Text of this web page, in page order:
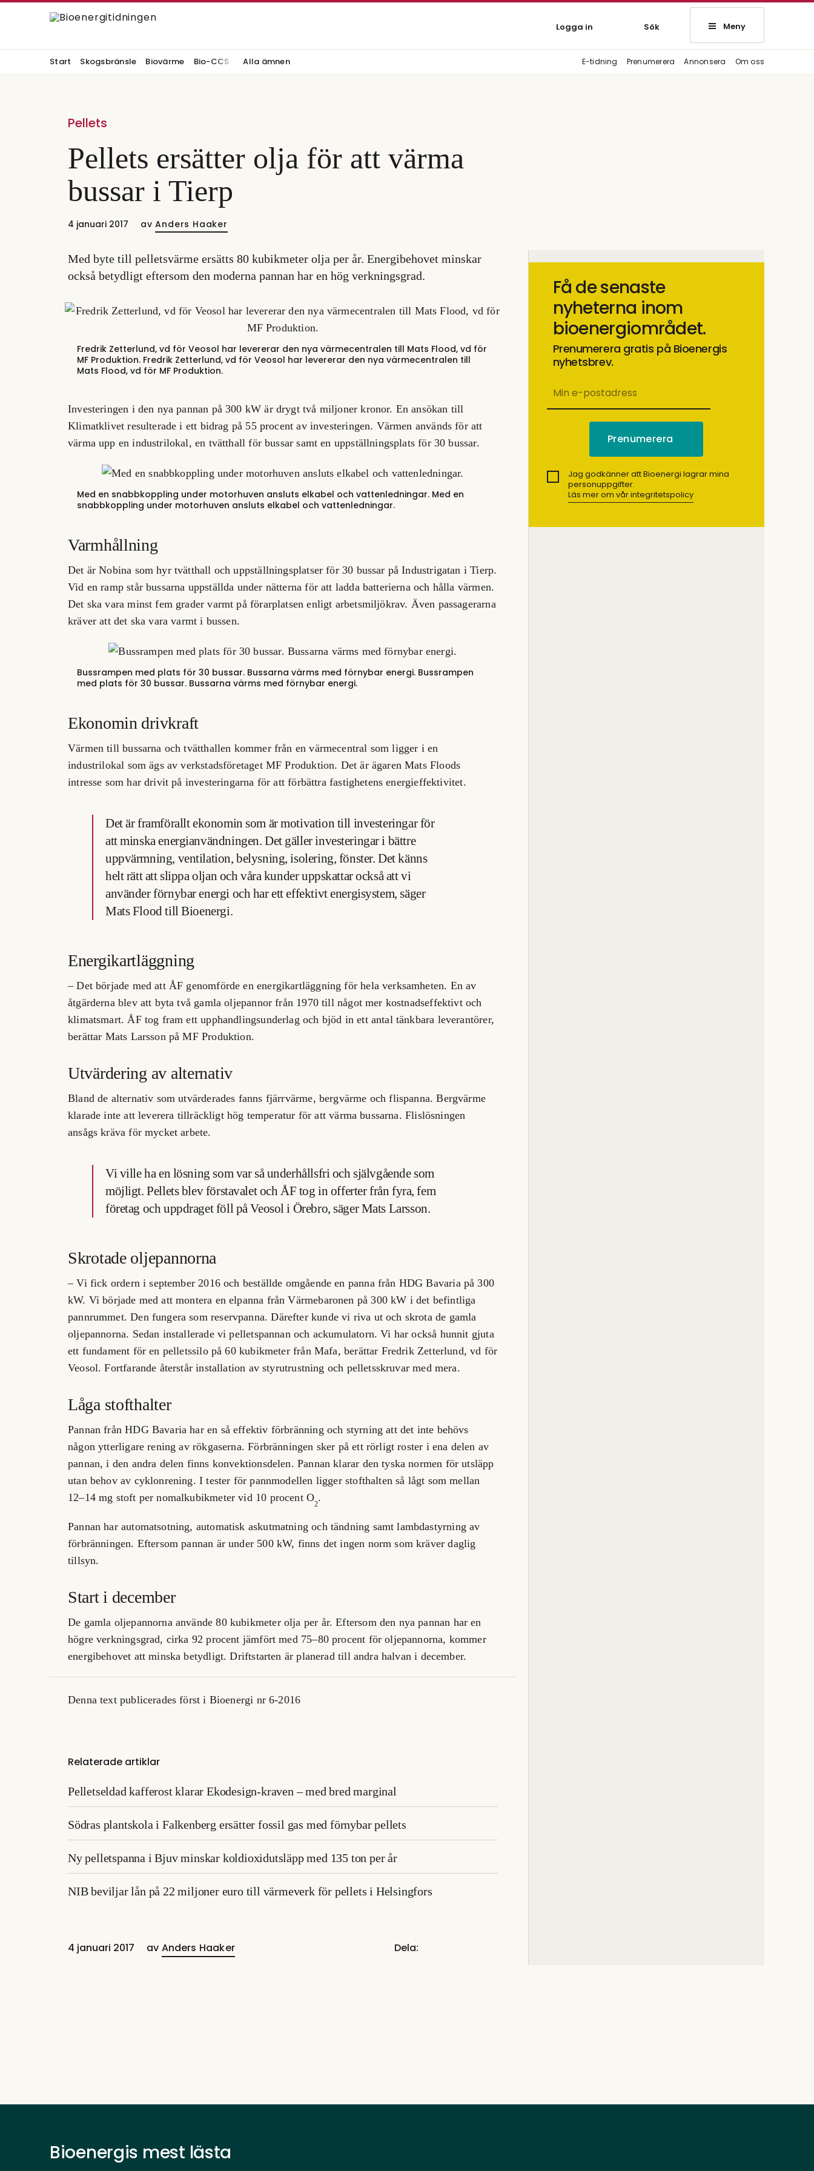
Logga in Sök Meny
Start Skogsbränsle Biovärme Bio-CCS Alla ämnen E-tidning Prenumerera Annonsera Om oss
Pellets
Pellets ersätter olja för att värma
bussar i Tierp
4 januari 2017 av Anders Haaker
Med byte till pelletsvärme ersätts 80 kubikmeter olja per år. Energibehovet minskar
också betydligt eftersom den moderna pannan har en hög verkningsgrad.
Fredrik Zetterlund, vd för Veosol har levererar den nya värmecentralen till Mats Flood, vd för
MF Produktion. Fredrik Zetterlund, vd för Veosol har levererar den nya värmecentralen till
Mats Flood, vd för MF Produktion.
Investeringen i den nya pannan på 300 kW är drygt två miljoner kronor. En ansökan till
Klimatklivet resulterade i ett bidrag på 55 procent av investeringen. Värmen används för att
värma upp en industrilokal, en tvätthall för bussar samt en uppställningsplats för 30 bussar.
Med en snabbkoppling under motorhuven ansluts elkabel och vattenledningar. Med en
snabbkoppling under motorhuven ansluts elkabel och vattenledningar.
Varmhållning
Det är Nobina som hyr tvätthall och uppställningsplatser för 30 bussar på Industrigatan i Tierp.
Vid en ramp står bussarna uppställda under nätterna för att ladda batterierna och hålla värmen.
Det ska vara minst fem grader varmt på förarplatsen enligt arbetsmiljökrav. Även passagerarna
kräver att det ska vara varmt i bussen.
Bussrampen med plats för 30 bussar. Bussarna värms med förnybar energi. Bussrampen
med plats för 30 bussar. Bussarna värms med förnybar energi.
Ekonomin drivkraft
Värmen till bussarna och tvätthallen kommer från en värmecentral som ligger i en
industrilokal som ägs av verkstadsföretaget MF Produktion. Det är ägaren Mats Floods
intresse som har drivit på investeringarna för att förbättra fastighetens energieffektivitet.
Det är framförallt ekonomin som är motivation till investeringar för
att minska energianvändningen. Det gäller investeringar i bättre
uppvärmning, ventilation, belysning, isolering, fönster. Det känns
helt rätt att slippa oljan och våra kunder uppskattar också att vi
använder förnybar energi och har ett effektivt energisystem, säger
Mats Flood till Bioenergi.
Energikartläggning
– Det började med att ÅF genomförde en energikartläggning för hela verksamheten. En av
åtgärderna blev att byta två gamla oljepannor från 1970 till något mer kostnadseffektivt och
klimatsmart. ÅF tog fram ett upphandlingsunderlag och bjöd in ett antal tänkbara leverantörer,
berättar Mats Larsson på MF Produktion.
Utvärdering av alternativ
Bland de alternativ som utvärderades fanns fjärrvärme, bergvärme och flispanna. Bergvärme
klarade inte att leverera tillräckligt hög temperatur för att värma bussarna. Flislösningen
ansågs kräva för mycket arbete.
Vi ville ha en lösning som var så underhållsfri och självgående som
möjligt. Pellets blev förstavalet och ÅF tog in offerter från fyra, fem
företag och uppdraget föll på Veosol i Örebro, säger Mats Larsson.
Skrotade oljepannorna
– Vi fick ordern i september 2016 och beställde omgående en panna från HDG Bavaria på 300
kW. Vi började med att montera en elpanna från Värmebaronen på 300 kW i det befintliga
pannrummet. Den fungera som reservpanna. Därefter kunde vi riva ut och skrota de gamla
oljepannorna. Sedan installerade vi pelletspannan och ackumulatorn. Vi har också hunnit gjuta
ett fundament för en pelletssilo på 60 kubikmeter från Mafa, berättar Fredrik Zetterlund, vd för
Veosol. Fortfarande återstår installation av styrutrustning och pelletsskruvar med mera.
Låga stofthalter
Pannan från HDG Bavaria har en så effektiv förbränning och styrning att det inte behövs
någon ytterligare rening av rökgaserna. Förbränningen sker på ett rörligt roster i ena delen av
pannan, i den andra delen finns konvektionsdelen. Pannan klarar den tyska normen för utsläpp
utan behov av cyklonrening. I tester för pannmodellen ligger stofthalten så lågt som mellan
12–14 mg stoft per nomalkubikmeter vid 10 procent O
2
.
Pannan har automatsotning, automatisk askutmatning och tändning samt lambdastyrning av
förbränningen. Eftersom pannan är under 500 kW, finns det ingen norm som kräver daglig
tillsyn.
Start i december
De gamla oljepannorna använde 80 kubikmeter olja per år. Eftersom den nya pannan har en
högre verkningsgrad, cirka 92 procent jämfört med 75–80 procent för oljepannorna, kommer
energibehovet att minska betydligt. Driftstarten är planerad till andra halvan i december.
Denna text publicerades först i Bioenergi nr 6-2016
Relaterade artiklar
Pelletseldad kafferost klarar Ekodesign-kraven – med bred marginal
Södras plantskola i Falkenberg ersätter fossil gas med förnybar pellets
Ny pelletspanna i Bjuv minskar koldioxidutsläpp med 135 ton per år
NIB beviljar lån på 22 miljoner euro till värmeverk för pellets i Helsingfors
4 januari 2017 av Anders Haaker Dela:
Få de senaste
nyheterna inom
bioenergiområdet.
Prenumerera gratis på Bioenergis
nyhetsbrev.
Jag godkänner att Bioenergi lagrar mina
personuppgifter.
Läs mer om vår integritetspolicy
Bioenergis mest lästa